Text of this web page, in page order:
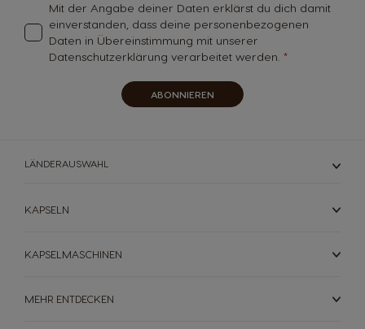
Mit der Angabe deiner Daten erklärst du dich damit
einverstanden, dass deine personenbezogenen
Daten in Übereinstimmung mit unserer
Datenschutzerklärung verarbeitet werden.
ABONNIEREN
LÄNDERAUSWAHL
KAPSELN
KAPSELMASCHINEN
MEHR ENTDECKEN